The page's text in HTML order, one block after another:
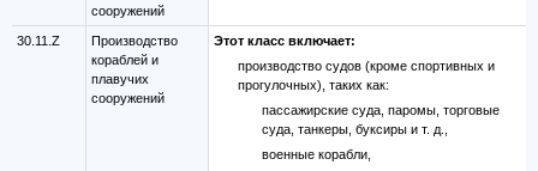
сооружений
30.11.Z
Производство
кораблей и
плавучих
сооружений
Этот класс включает:
производство судов (кроме спортивных и
прогулочных), таких как:
пассажирские суда, паромы, торговые
суда, танкеры, буксиры и т. д.,
военные корабли,